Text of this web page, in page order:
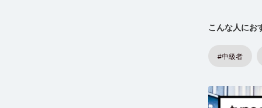
こんな人にお
#中級者